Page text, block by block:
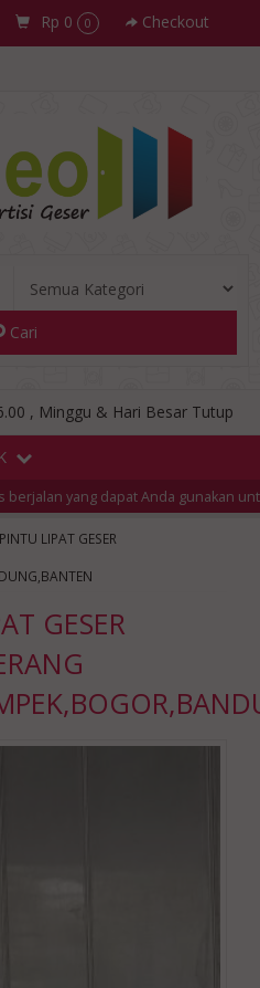
Rp 0 0 Checkout
Cari
, Minggu & Hari Besar Tutup
yang dapat Anda gunakan
LIPAT GESER
GESER